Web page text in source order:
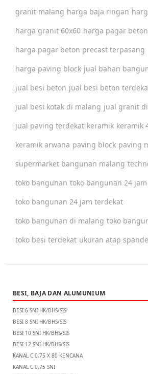
granit malang harga baja ringan
harga granit 60x60 harga pagar
harga pagar beton precast terpasang
harga paving block jual bahan
jual besi beton jual besi beton
jual besi kotak di malang jual granit
jual paving terdekat keramik keramik
keramik arwana paving block paving
supermarket bangunan malang
toko bangunan toko bangunan 24
toko bangunan 24 jam terdekat
toko bangunan di malang toko
toko besi terdekat ukuran atap
BESI, BAJA DAN ALUMUNIUM
BESI 6 SNI HK/BHS/SIS
BESI 8 SNI HK/BHS/SIS
BESI 10 SNI HK/BHS/SIS
BESI 12 SNI HK/BHS/SIS
KANAL C 0,75 X 80 KENCANA
KANAL C 0,75 SNI